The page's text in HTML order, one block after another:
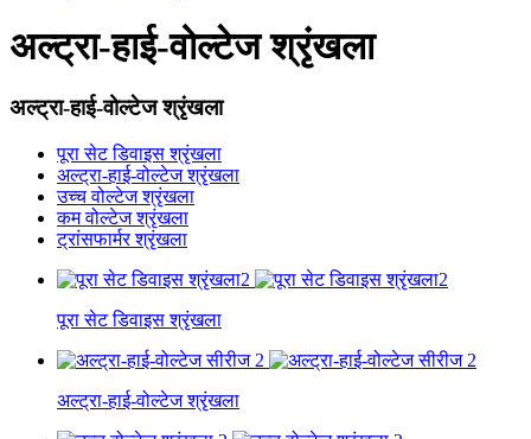
अल्ट्रा-हाई-वोल्टेज श्रृंखला
अल्ट्रा-हाई-वोल्टेज श्रृंखला
पूरा सेट डिवाइस श्रृंखला
अल्ट्रा-हाई-वोल्टेज श्रृंखला
उच्च वोल्टेज श्रृंखला
कम वोल्टेज श्रृंखला
ट्रांसफार्मर श्रृंखला
पूरा सेट डिवाइस श्रृंखला
अल्ट्रा-हाई-वोल्टेज श्रृंखला